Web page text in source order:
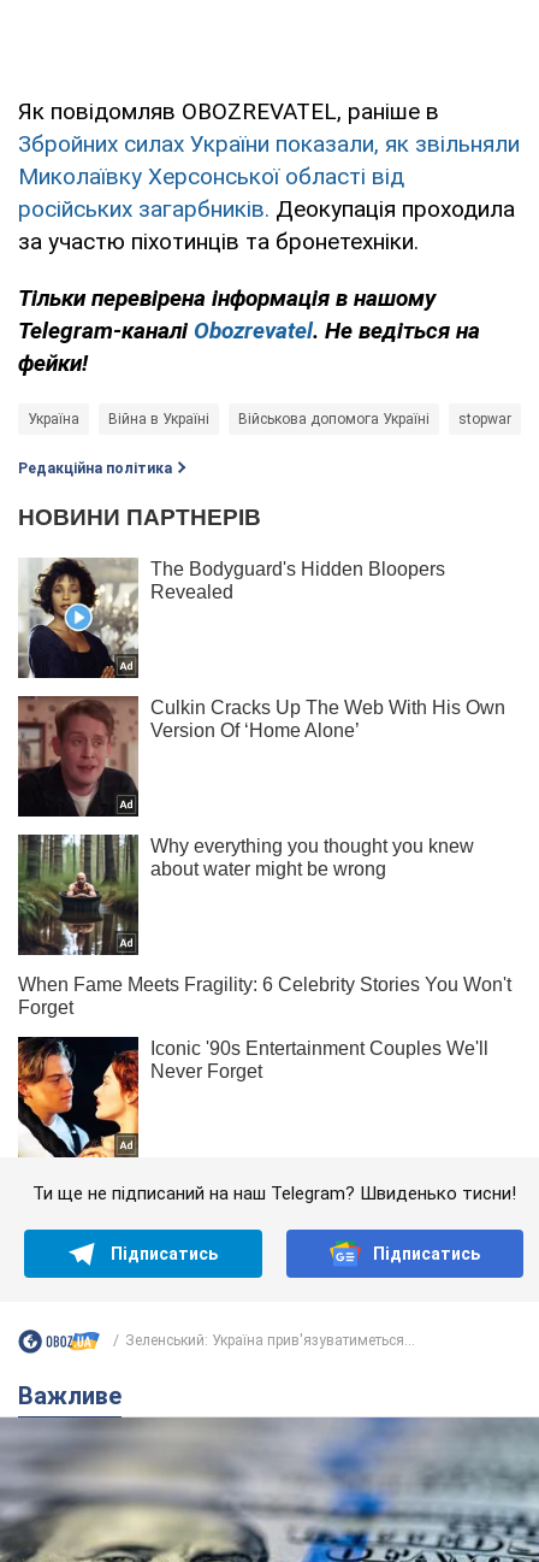
Як повідомляв OBOZREVATEL, раніше в
Збройних силах України показали, як звільняли
Миколаївку Херсонської області від
російських загарбників. Деокупація проходила
за участю піхотинців та бронетехніки.
Тільки перевірена інформація в нашому
Telegram-каналі Obozrevatel. Не ведіться на
фейки!
Україна Війна в Україні Військова допомога Україні stopwar
Редакційна політика
Ти ще не підписаний на наш Telegram? Швиденько тисни!
Підписатись Підписатись
Зеленський: Україна прив'язуватиметься...
Важливе